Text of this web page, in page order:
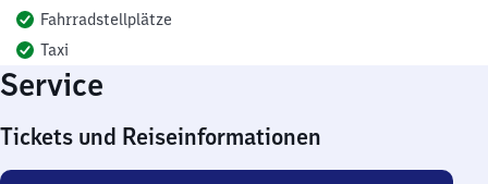
Fahrradstellplätze
Taxi
Service
Tickets und Reiseinformationen